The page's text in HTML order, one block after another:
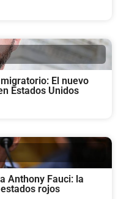
El nuevo
Estados Unidos
Anthony Fauci: la
rojos